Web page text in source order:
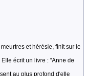
et hérésie, finit sur le
écrit un livre : "Anne de
au plus profond d'elle